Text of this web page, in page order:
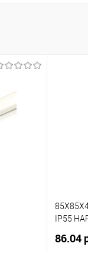
IP55
86.04